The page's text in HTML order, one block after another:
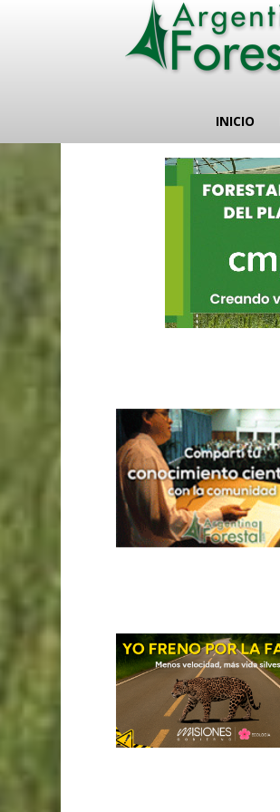
INICIO